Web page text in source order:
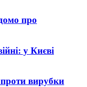
про
у Києві
вирубки